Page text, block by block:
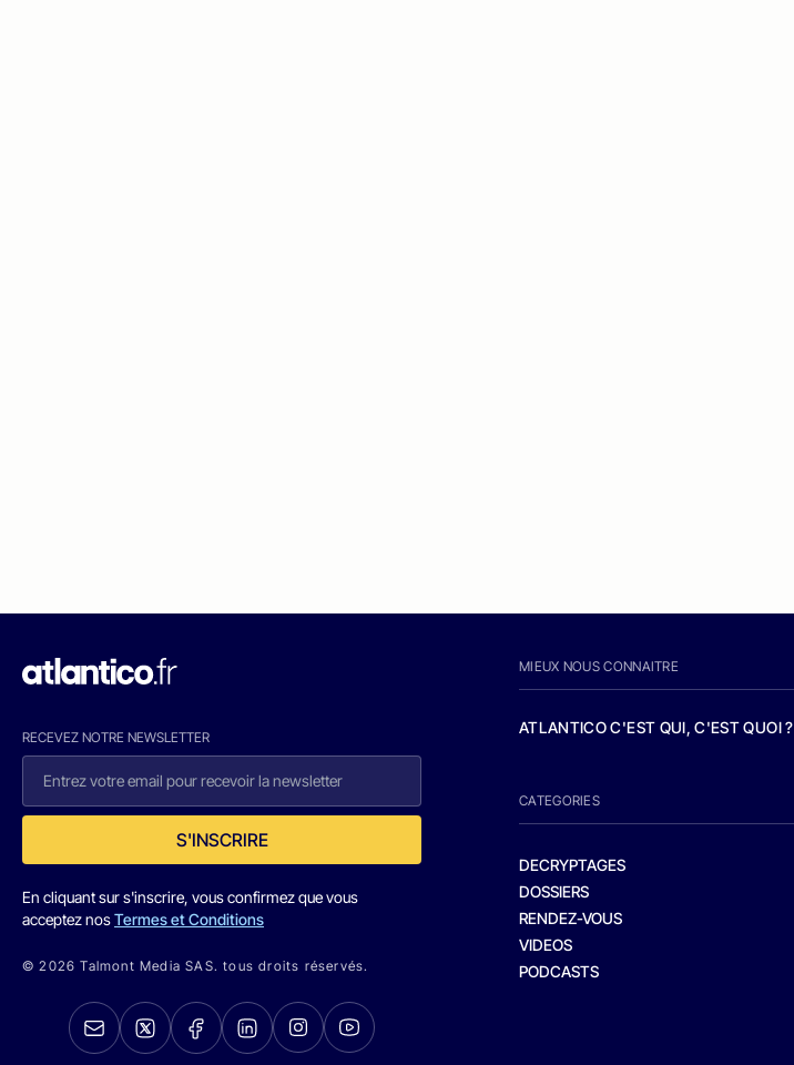
RECEVEZ NOTRE NEWSLETTER
S'INSCRIRE
En cliquant sur s'inscrire, vous confirmez que vous
acceptez nosTermes et Conditions
© 2026 Talmont Media SAS. tous droits réservés.
MIEUX NOUS CONNAITRE
ATLANTICO C'EST QUI, C'EST QUOI ?
CATEGORIES
DECRYPTAGES
DOSSIERS
RENDEZ-VOUS
VIDEOS
PODCASTS